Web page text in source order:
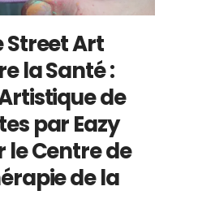
Street Art
la Santé :
de
par Eazy
le Centre de
de la